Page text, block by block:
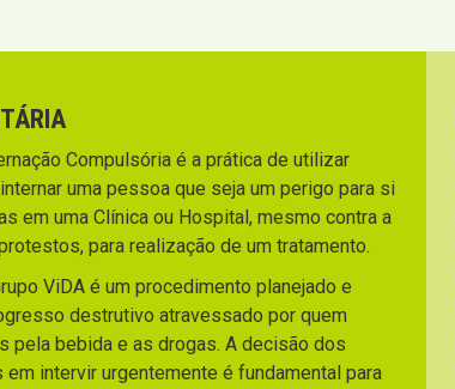
Compulsória é a prática de utilizar
uma pessoa que seja um perigo para si
em uma Clínica ou Hospital, mesmo contra a
para realização de um tratamento.
ViDA é um procedimento planejado e
destrutivo atravessado por quem
pela bebida e as drogas. A decisão dos
intervir urgentemente é fundamental para